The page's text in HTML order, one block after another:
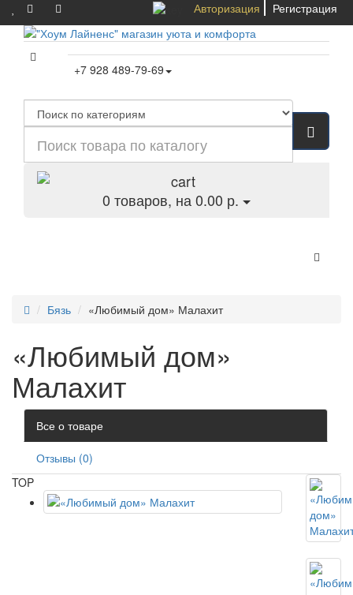
Авторизация Регистрация
+7 928 489-79-69
0 товаров, на 0.00 р.
Бязь «Любимый дом» Малахит
«Любимый дом»
Малахит
Все о товаре
Отзывы (0)
TOP